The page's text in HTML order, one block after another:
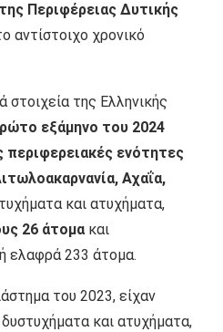
Περιφέρειας Δυτικής
αντίστοιχο χρονικό
της Ελληνικής
εξάμηνο του 2024
περιφερειακές ενότητες
Αχαΐα,
και ατυχήματα,
26 άτομα και
ελαφρά 233 άτομα.
του 2023, είχαν
και ατυχήματα,